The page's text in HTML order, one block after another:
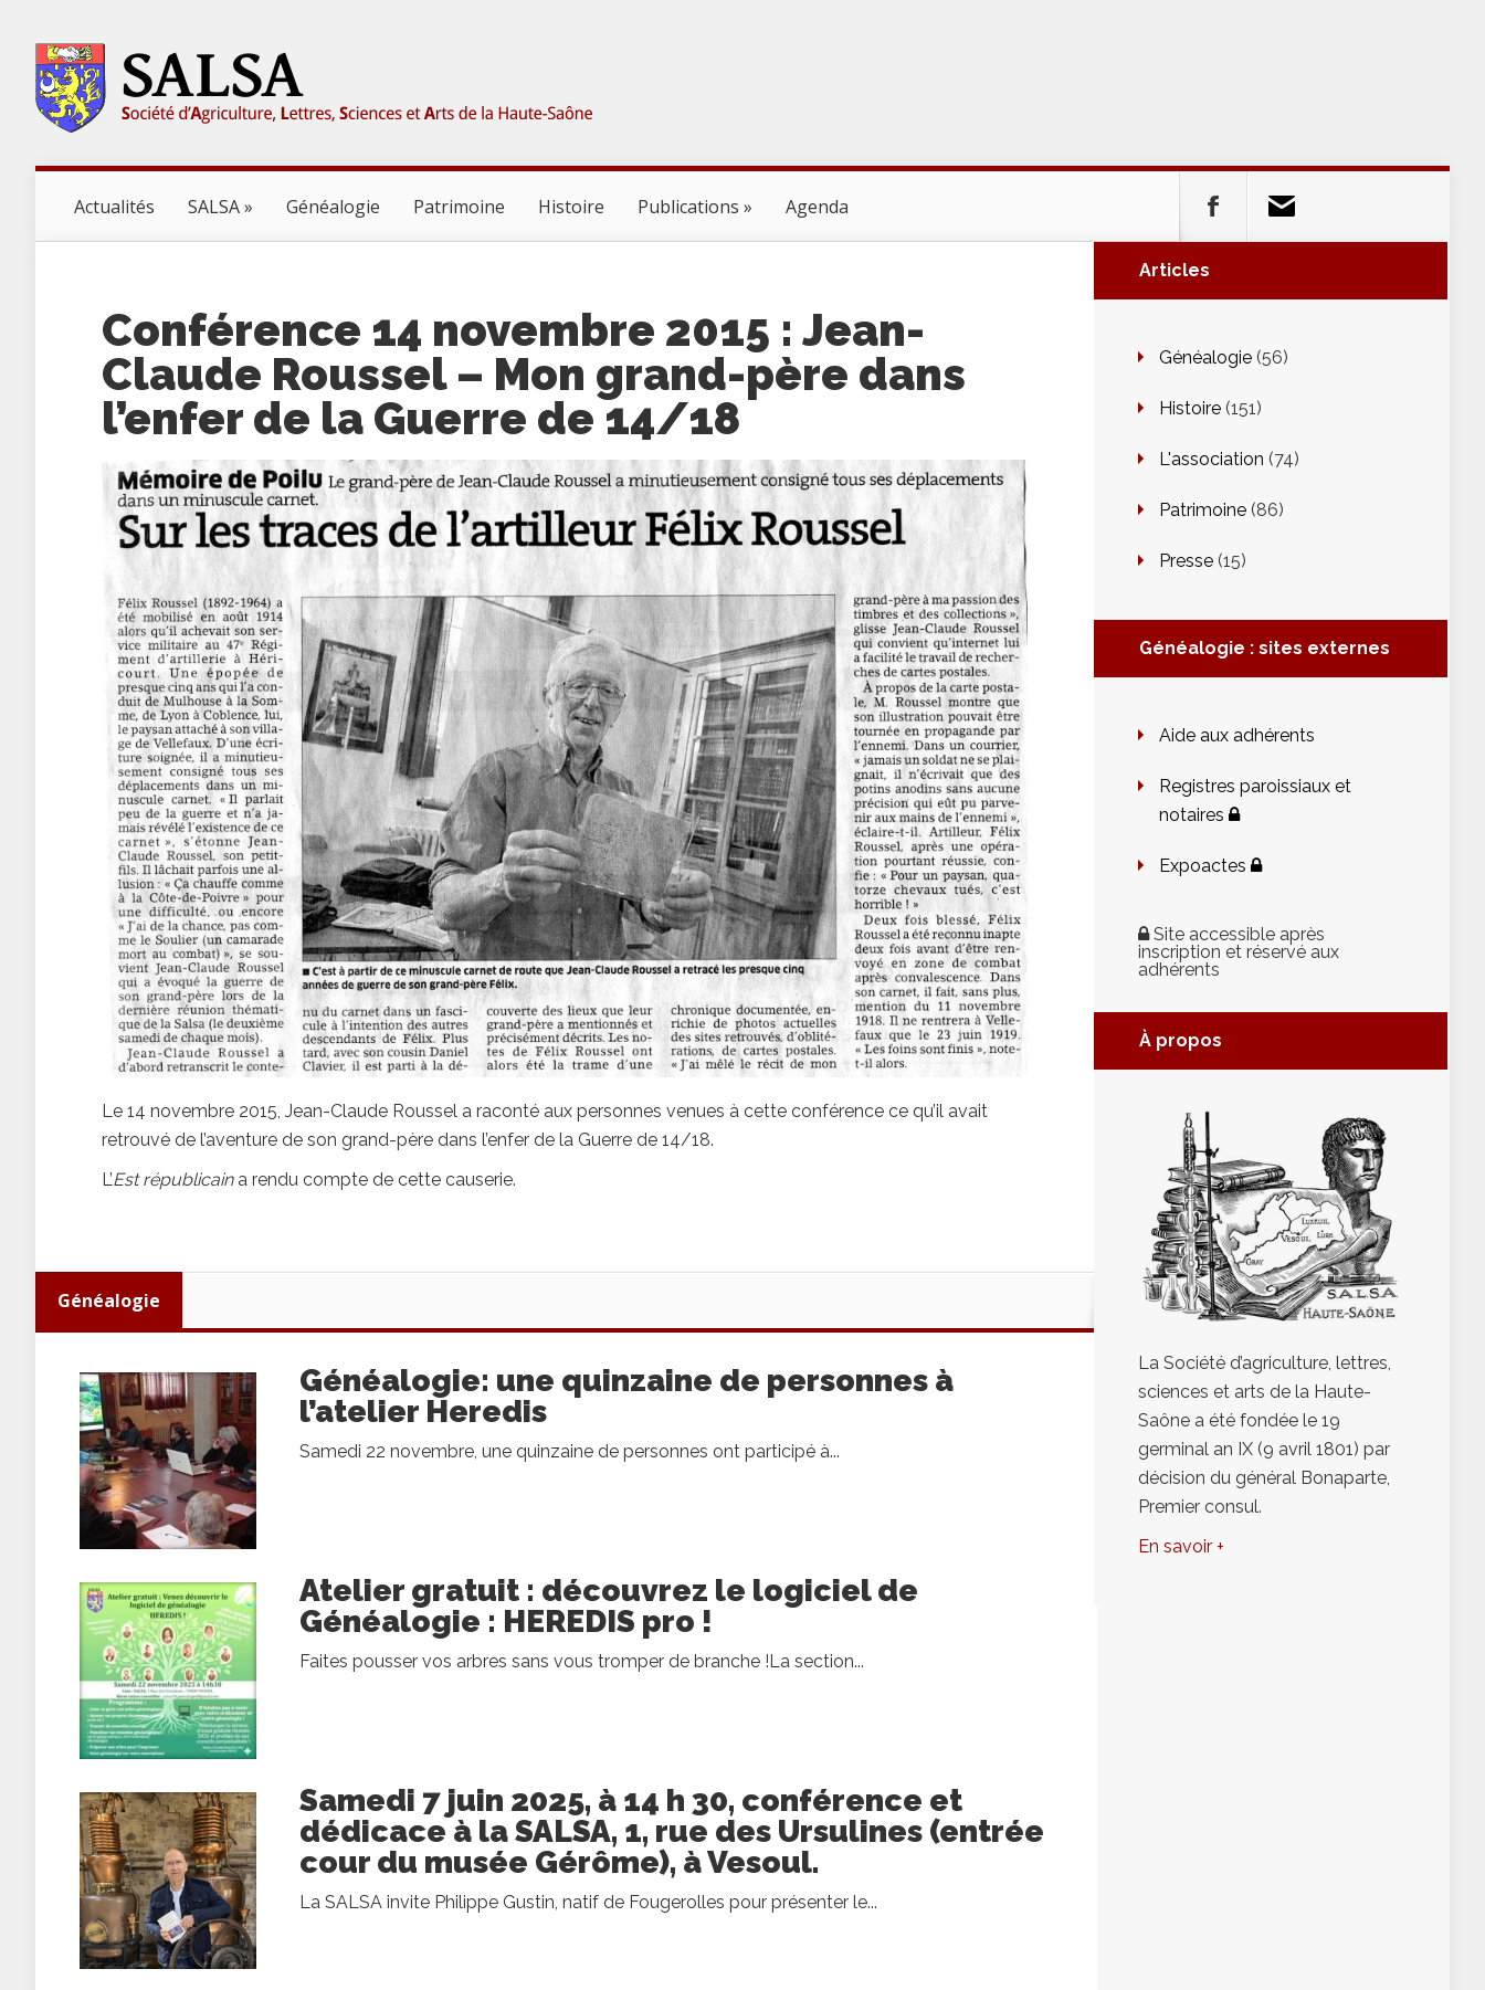
Actualités SALSA Généalogie Patrimoine Histoire Publications Agenda
Conférence 14 novembre 2015 : Jean-
Claude Roussel – Mon grand-père dans
l’enfer de la Guerre de 14/18
Le 14 novembre 2015, Jean-Claude Roussel a raconté aux personnes venues à cette conférence ce qu’il avait
retrouvé de l’aventure de son grand-père dans l’enfer de la Guerre de 14/18.
L’Est républicaina rendu compte de cette causerie.
Généalogie
Généalogie: une quinzaine de personnes à
l’atelier Heredis
Samedi 22 novembre, une quinzaine de personnes ont participé à...
Atelier gratuit : découvrez le logiciel de
Généalogie : HEREDIS pro !
Faites pousser vos arbres sans vous tromper de branche !La section...
Samedi 7 juin 2025, à 14 h 30, conférence et
dédicace à la SALSA, 1, rue des Ursulines (entrée
cour du musée Gérôme), à Vesoul.
La SALSA invite Philippe Gustin, natif de Fougerolles pour présenter le...
Articles
Généalogie (56)
Histoire (151)
L'association (74)
Patrimoine (86)
Presse (15)
Généalogie : sites externes
Aide aux adhérents
Registres paroissiaux et
notaires
Expoactes
Site accessible après
inscription et réservé aux
adhérents
À propos
La Société d’agriculture, lettres,
sciences et arts de la Haute-
Saône a été fondée le 19
germinal an IX (9 avril 1801) par
décision du général Bonaparte,
Premier consul.
En savoir +